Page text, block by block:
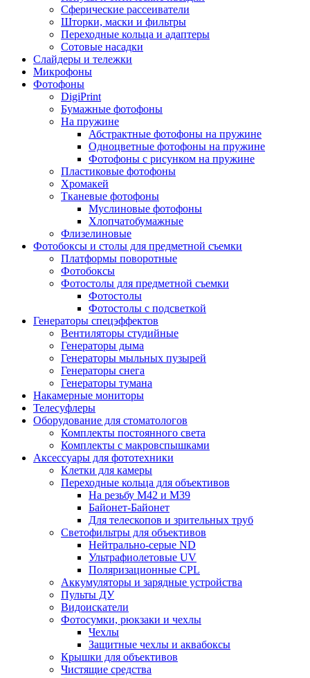
Сферические рассеиватели
Шторки, маски и фильтры
Переходные кольца и адаптеры
Сотовые насадки
Слайдеры и тележки
Микрофоны
Фотофоны
DigiPrint
Бумажные фотофоны
На пружине
Абстрактные фотофоны на пружине
Одноцветные фотофоны на пружине
Фотофоны с рисунком на пружине
Пластиковые фотофоны
Хромакей
Тканевые фотофоны
Муслиновые фотофоны
Хлопчатобумажные
Флизелиновые
Фотобоксы и столы для предметной съемки
Платформы поворотные
Фотобоксы
Фотостолы для предметной съемки
Фотостолы
Фотостолы с подсветкой
Генераторы спецэффектов
Вентиляторы студийные
Генераторы дыма
Генераторы мыльных пузырей
Генераторы снега
Генераторы тумана
Накамерные мониторы
Телесуфлеры
Оборудование для стоматологов
Комплекты постоянного света
Комплекты с макровспышками
Аксессуары для фототехники
Клетки для камеры
Переходные кольца для объективов
На резьбу М42 и М39
Байонет-Байонет
Для телескопов и зрительных труб
Светофильтры для объективов
Нейтрально-серые ND
Ультрафиолетовые UV
Поляризационные CPL
Аккумуляторы и зарядные устройства
Пульты ДУ
Видоискатели
Фотосумки, рюкзаки и чехлы
Чехлы
Защитные чехлы и аквабоксы
Крышки для объективов
Чистящие средства